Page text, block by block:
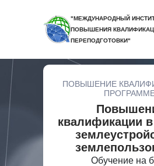
"МЕЖДУНАРОДНЫЙ
ПОВЫШЕНИЯ
ПЕРЕПОДГОТОВКИ"
ПОВЫШЕНИЕ
квалификации
Обучение на